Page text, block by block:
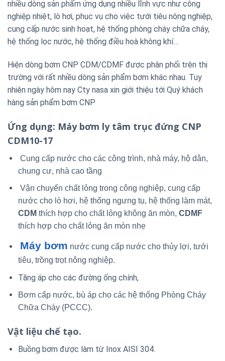
nhiều dòng sản phẩm ứng dụng nhiều lĩnh vực như công
nghiệp nhiệt, lò hơi, phục vụ cho việc tưới tiêu nông nghiệp,
cung cấp nước sinh hoạt, hệ thống phòng cháy chữa cháy,
hệ thống lọc nước, hệ thống điều hoà không khí…
Hiện dòng bơm CNP CDM/CDMF được phân phối trên thị
trường với rất nhiều dòng sản phẩm bơm khác nhau. Tuy
nhiên ngày hôm nay Cty nasa xin giới thiệu tới Quý khách
hàng sản phẩm bơm CNP
Ứng dụng: Máy bơm ly tâm trục đứng CNP
CDM10-17
Cung cấp nước cho các công trình, nhà máy, hộ dân,
chung cư, nhà cao tầng
Vận chuyển chất lỏng trong công nghiệp, cung cấp
nước cho lò hơi, hệ thống ngưng tụ, hệ thống làm mát,
CDM thích hợp cho chất lỏng không ăn mòn, CDMF
thích hợp cho chất lỏng ăn mòn nhẹ
Máy bơm nước cung cấp nước cho thủy lợi, tưới
tiêu, trồng trọt nông nghiệp.
Tăng áp cho các đường ống chính,
Bơm cấp nước, bù áp cho các hệ thống Phòng Cháy
Chữa Cháy (PCCC).
Vật liệu chế tạo.
Buồng bơm được làm từ Inox AISI 304.